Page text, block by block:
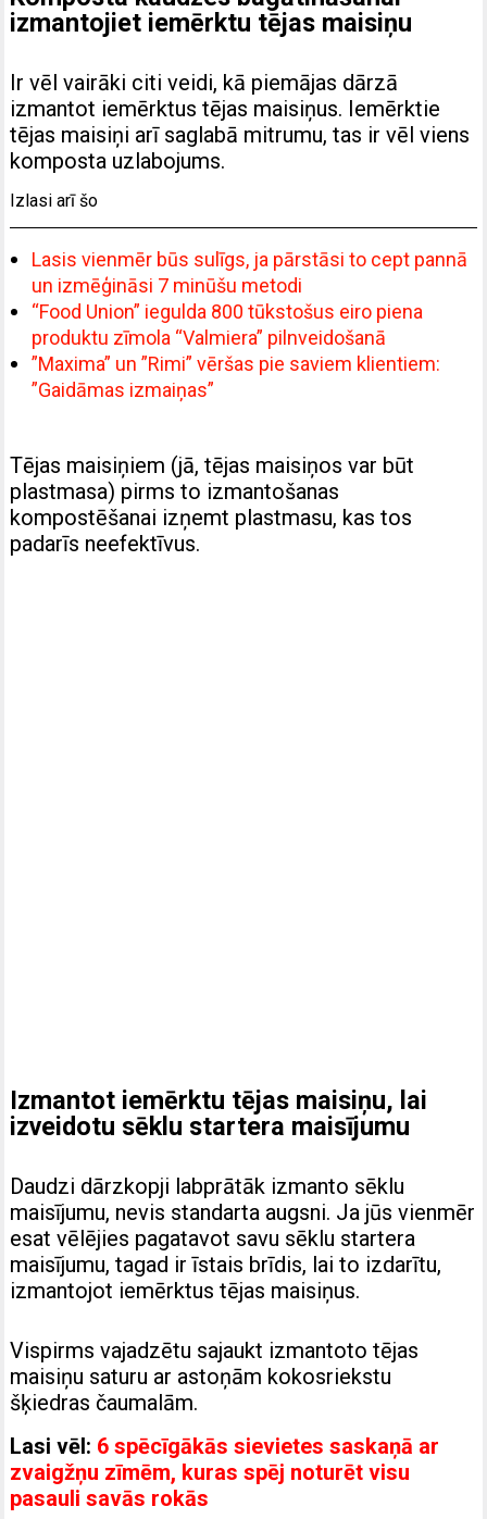
izmantojiet iemērktu tējas maisiņu
Ir vēl vairāki citi veidi, kā piemājas dārzā
izmantot iemērktus tējas maisiņus. Iemērktie
tējas maisiņi arī saglabā mitrumu, tas ir vēl viens
komposta uzlabojums.
Izlasi arī šo
Lasis vienmēr būs sulīgs, ja pārstāsi to cept pannā
un izmēģināsi 7 minūšu metodi
“Food Union” iegulda 800 tūkstošus eiro piena
produktu zīmola “Valmiera” pilnveidošanā
”Maxima” un ”Rimi” vēršas pie saviem klientiem:
”Gaidāmas izmaiņas”
Tējas maisiņiem (jā, tējas maisiņos var būt
plastmasa) pirms to izmantošanas
kompostēšanai izņemt plastmasu, kas tos
padarīs neefektīvus.
Izmantot iemērktu tējas maisiņu, lai
izveidotu sēklu startera maisījumu
Daudzi dārzkopji labprātāk izmanto sēklu
maisījumu, nevis standarta augsni. Ja jūs vienmēr
esat vēlējies pagatavot savu sēklu startera
maisījumu, tagad ir īstais brīdis, lai to izdarītu,
izmantojot iemērktus tējas maisiņus.
Vispirms vajadzētu sajaukt izmantoto tējas
maisiņu saturu ar astoņām kokosriekstu
šķiedras čaumalām.
Lasi vēl: 6 spēcīgākās sievietes saskaņā ar
zvaigžņu zīmēm, kuras spēj noturēt visu
pasauli savās rokās